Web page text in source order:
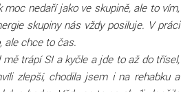
nedaří jako ve skupině, ale to vím,
skupiny nás vždy posiluje. V práci
ale chce to čas.
trápí SI a kyčle a jde to až do třísel,
zlepší, chodila jsem i na rehabku a